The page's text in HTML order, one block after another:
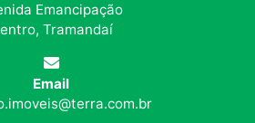
Emancipação
Tramandaí
Email